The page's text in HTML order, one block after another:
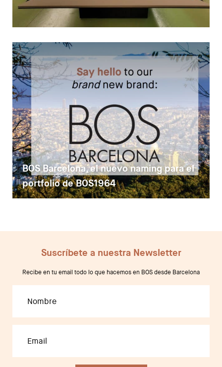
BOS Barcelona, el nuevo naming para el
portfolio de BOS1964
Suscríbete a nuestra Newsletter
Recibe en tu email todo lo que hacemos en BOS desde Barcelona